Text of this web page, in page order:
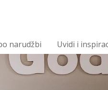
narudžbi Uvidi i